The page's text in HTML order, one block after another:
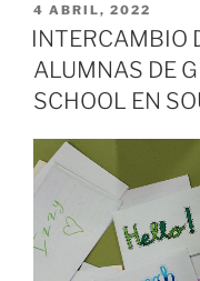
PUBLICADO
EL
4 ABRIL, 2022
INTERCAMBIO
ALUMNAS DE
SCHOOL EN